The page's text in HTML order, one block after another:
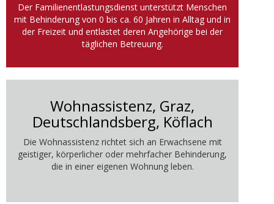
Der Familienentlastungsdienst unterstützt Menschen
mit Behinderung von 0 bis ca. 60 Jahren in Alltag und in
der Freizeit und entlastet deren Angehörige bei der
täglichen Betreuung.
Wohnassistenz, Graz,
Deutschlandsberg, Köflach
Die Wohnassistenz richtet sich an Erwachsene mit
geistiger, körperlicher oder mehrfacher Behinderung,
die in einer eigenen Wohnung leben.